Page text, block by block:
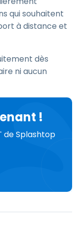
qui souhaitent
à distance et
dès
ni aucun
!
de Splashtop